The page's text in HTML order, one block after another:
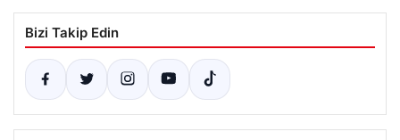
Bizi Takip Edin